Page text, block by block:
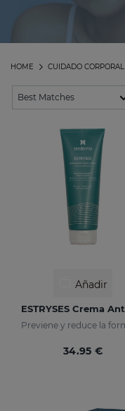
CUIDADO CORPORAL
HOME
Añadir
34.95 €